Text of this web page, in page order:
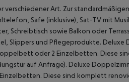
Art. Zur
Safe (inklusive), Sat-TV mit
Schreibtisch sowie Balkon oder
Slippers und Pflegeprodukte. Deluxe
oder 2 Einzelbetten. Diese
auf Anfrage). Deluxe
Diese sind komplett